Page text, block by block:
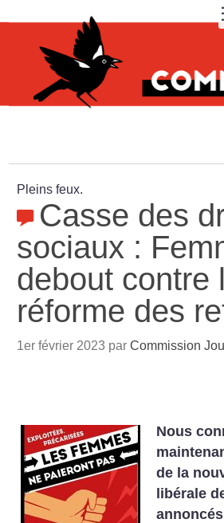
Pleins feux.
Casse des
sociaux :
debout contre
réforme des
1er février 2023 parCommission
Nous
de la
libérale